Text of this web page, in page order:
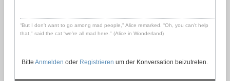
“But I don't want to go among mad people," Alice remarked. “Oh, you can't help
that," said the cat “we're all mad here." (Alice in Wonderland)
Bitte Anmelden oder Registrieren um der Konversation beizutreten.